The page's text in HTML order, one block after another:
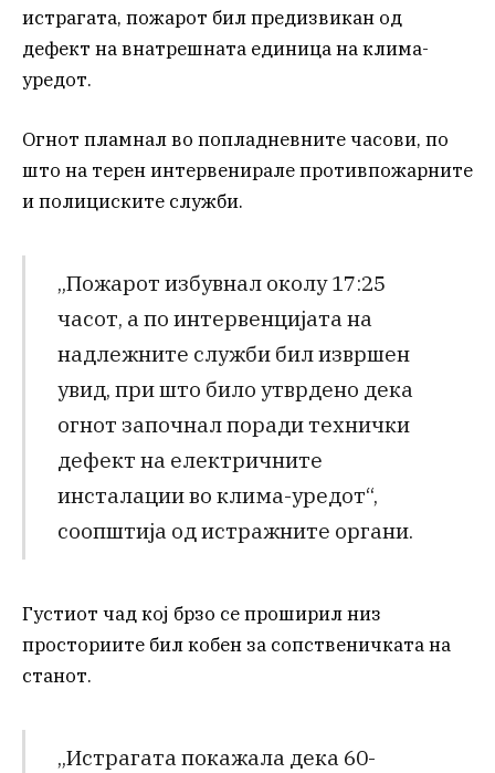
истрагата, пожарот бил предизвикан од
дефект на внатрешната единица на клима-
уредот.
Огнот пламнал во попладневните часови, по
што на терен интервенирале противпожарните
и полициските служби.
„Пожарот избувнал околу 17:25
часот, а по интервенцијата на
надлежните служби бил извршен
увид, при што било утврдено дека
огнот започнал поради технички
дефект на електричните
инсталации во клима-уредот“,
соопштија од истражните органи.
Густиот чад кој брзо се проширил низ
просториите бил кобен за сопственичката на
станот.
„Истрагата покажала дека 60-